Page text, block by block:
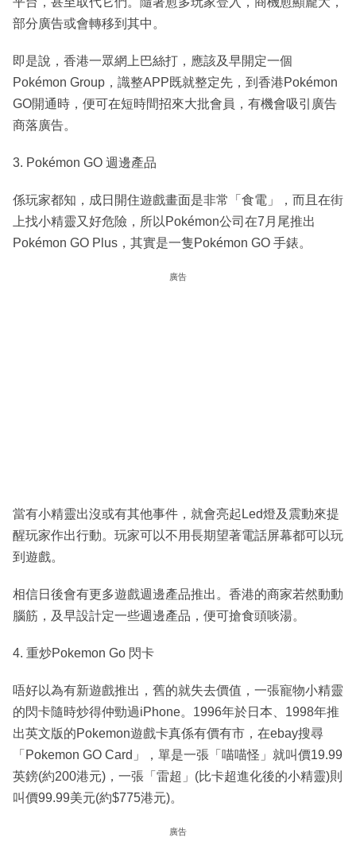
部分廣告或會轉移到其中。
即是說，香港一眾網上巴絲打，應該及早開定一個
Pokémon Group，識整APP既就整定先，到香港Pokémon
GO開通時，便可在短時間招來大批會員，有機會吸引廣告
商落廣告。
3. Pokémon GO 週邊產品
係玩家都知，成日開住遊戲畫面是非常「食電」，而且在街
上找小精靈又好危險，所以Pokémon公司在7月尾推出
Pokémon GO Plus，其實是一隻Pokémon GO 手錶。
廣告
當有小精靈出沒或有其他事件，就會亮起Led燈及震動來提
醒玩家作出行動。玩家可以不用長期望著電話屏幕都可以玩
到遊戲。
相信日後會有更多遊戲週邊產品推出。香港的商家若然動動
腦筋，及早設計定一些週邊產品，便可搶食頭啖湯。
4. 重炒Pokemon Go 閃卡
唔好以為有新遊戲推出，舊的就失去價值，一張寵物小精靈
的閃卡隨時炒得仲勁過iPhone。1996年於日本、1998年推
出英文版的Pokemon遊戲卡真係有價有市，在ebay搜尋
「Pokemon GO Card」，單是一張「喵喵怪」就叫價19.99
英鎊(約200港元)，一張「雷超」(比卡超進化後的小精靈)則
叫價99.99美元(約$775港元)。
廣告